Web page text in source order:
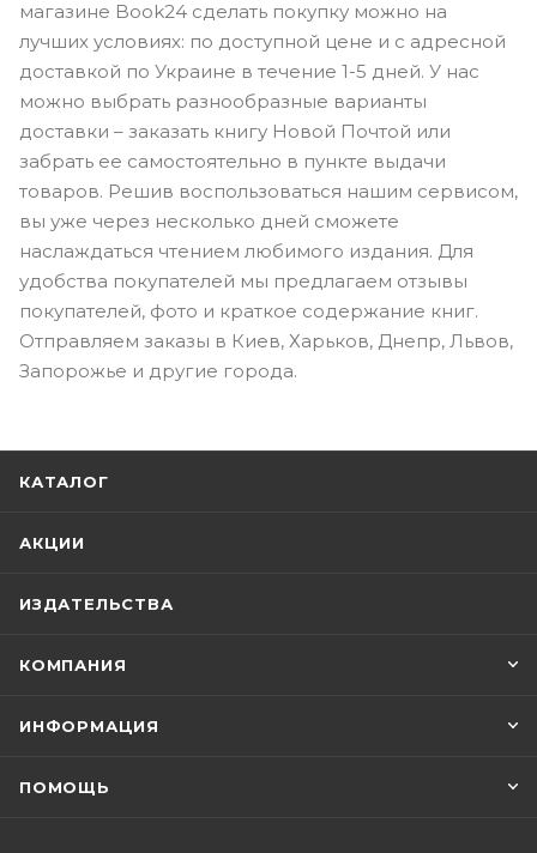
магазине Book24 сделать покупку можно на
лучших условиях: по доступной цене и с адресной
доставкой по Украине в течение 1-5 дней. У нас
можно выбрать разнообразные варианты
доставки – заказать книгу Новой Почтой или
забрать ее самостоятельно в пункте выдачи
товаров. Решив воспользоваться нашим сервисом,
вы уже через несколько дней сможете
наслаждаться чтением любимого издания. Для
удобства покупателей мы предлагаем отзывы
покупателей, фото и краткое содержание книг.
Отправляем заказы в Киев, Харьков, Днепр, Львов,
Запорожье и другие города.
КАТАЛОГ
АКЦИИ
ИЗДАТЕЛЬСТВА
КОМПАНИЯ
ИНФОРМАЦИЯ
ПОМОЩЬ